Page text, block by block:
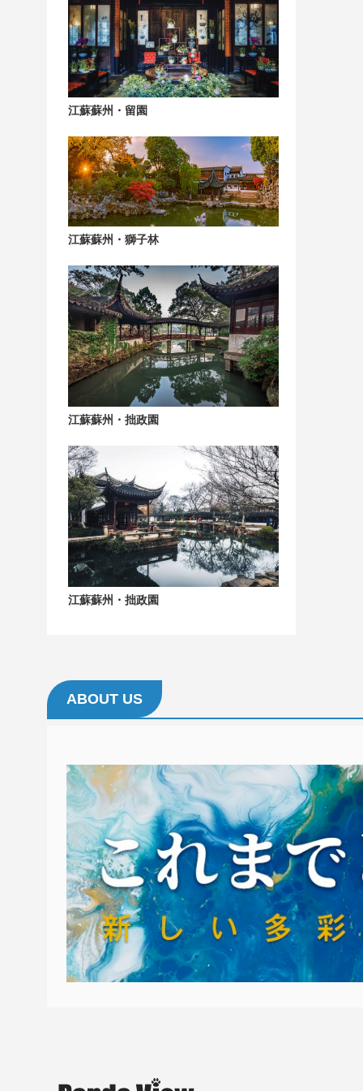
江蘇蘇州・留園
江蘇蘇州・獅子林
江蘇蘇州・拙政園
江蘇蘇州・拙政園
ABOUT US